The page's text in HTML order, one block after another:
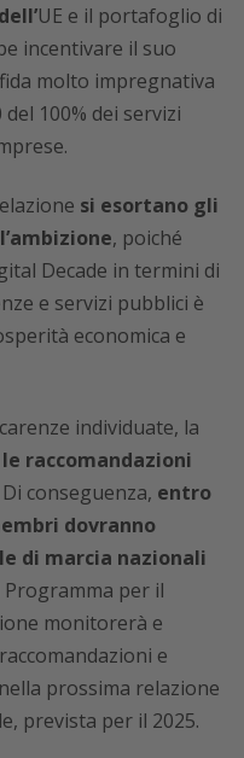
UE e il portafoglio di
incentivare il suo
molto impregnativa
100% dei servizi
si esortano gli
, poiché
Decade in termini di
e servizi pubblici è
economica e
individuate, la
raccomandazioni
Di conseguenza, entro
dovranno
di marcia nazionali
per il
monitorerà e
e
prossima relazione
prevista per il 2025.